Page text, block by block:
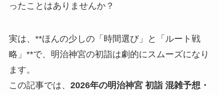
ったことはありませんか？
実は、**ほんの少しの「時間選び」と「ルート戦
略」**で、明治神宮の初詣は劇的にスムーズになり
ます。
この記事では、 2026年の明治神宮 初詣 混雑予想・